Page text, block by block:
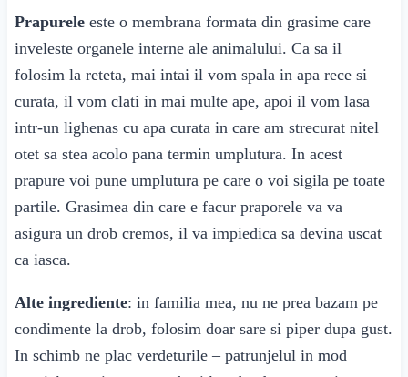
Prapureleeste o membrana formata din grasime care
inveleste organele interne ale animalului. Ca sa il
folosim la reteta, mai intai il vom spala in apa rece si
curata, il vom clati in mai multe ape, apoi il vom lasa
intr-un lighenas cu apa curata in care am strecurat nitel
otet sa stea acolo pana termin umplutura. In acest
prapure voi pune umplutura pe care o voi sigila pe toate
partile. Grasimea din care e facur praporele va va
asigura un drob cremos, il va impiedica sa devina uscat
ca iasca.
Alte ingrediente: in familia mea, nu ne prea bazam pe
condimente la drob, folosim doar sare si piper dupa gust.
In schimb ne plac verdeturile – patrunjelul in mod